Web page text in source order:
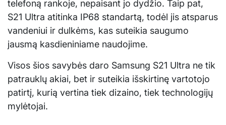
telefoną rankoje, nepaisant jo dydžio. Taip pat,
S21 Ultra atitinka IP68 standartą, todėl jis atsparus
vandeniui ir dulkėms, kas suteikia saugumo
jausmą kasdieniniame naudojime.
Visos šios savybės daro Samsung S21 Ultra ne tik
patrauklų akiai, bet ir suteikia išskirtinę vartotojo
patirtį, kurią vertina tiek dizaino, tiek technologijų
mylėtojai.